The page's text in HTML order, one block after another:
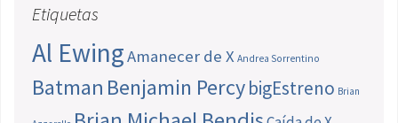
Etiquetas
Al EwingAmanecer de X Andrea Sorrentino
Batman Benjamin PercybigEstreno Brian